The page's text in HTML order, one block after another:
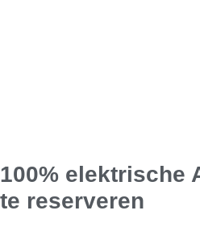
100% elektrische
te reserveren